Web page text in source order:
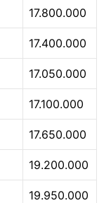
17.800.000
17.400.000
17.050.000
17.100.000
17.650.000
19.200.000
19.950.000